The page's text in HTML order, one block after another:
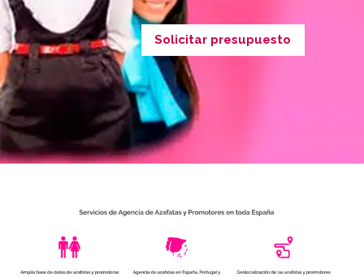
Solicitar presupuesto